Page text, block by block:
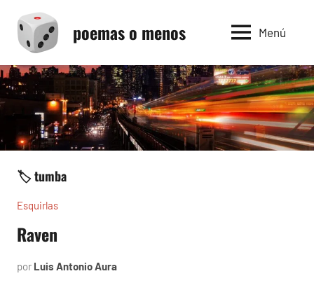
contenido
poemas o menos Menú
🏷️ tumba
Esquirlas
Raven
por Luis Antonio Aura